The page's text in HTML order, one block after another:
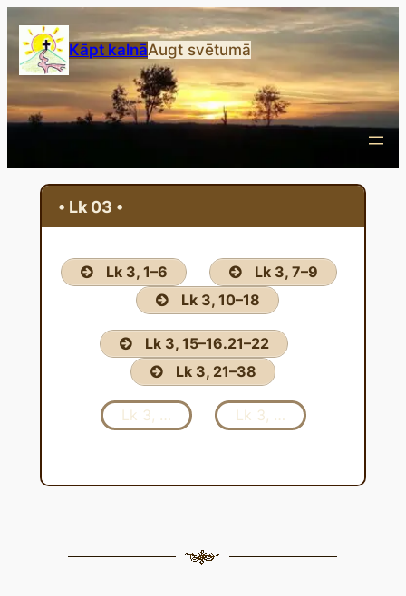
do
treści
Kāpt kalnāAugt svētumā
• Lk 03 •
Lk 3, 1–6
Lk 3, 7–9
Lk 3, 10–18
Lk 3, 15–16.21–22
Lk 3, 21–38
Lk 3, … Lk 3, …